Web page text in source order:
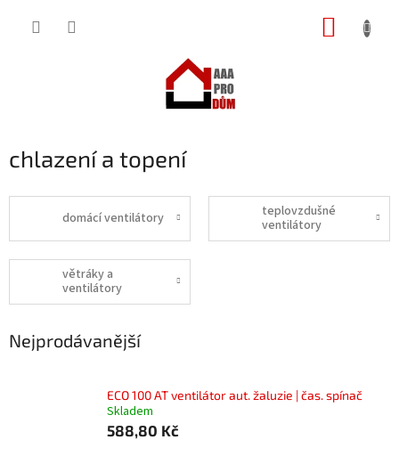
chlazení a topení
domácí ventilátory
teplovzdušné
ventilátory
větráky a
ventilátory
Nejprodávanější
ECO 100 AT ventilátor aut. žaluzie | čas. spínač
Skladem
588,80 Kč